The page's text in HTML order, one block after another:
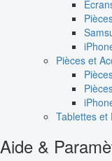
Pièces et
Tablettes et
Aide &